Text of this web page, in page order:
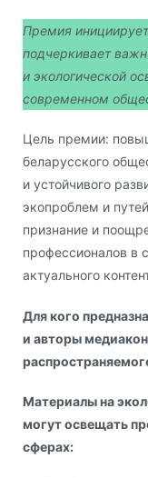
Премия
подчеркивает
и экологической
современном
Цель премии:
беларусского
и устойчивого
экопроблем и
признание и
профессионалов в
актуального
Для кого
и авторы
Материалы на
могут освещать
сферах: